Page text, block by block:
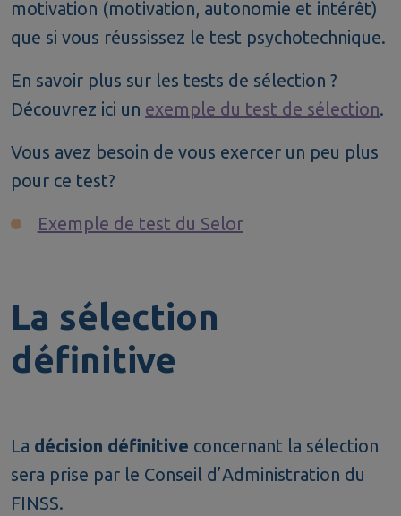
motivation (motivation, autonomie et intérêt)
que si vous réussissez le test psychotechnique.
En savoir plus sur les tests de sélection ?
Découvrez ici un exemple du test de sélection.
Vous avez besoin de vous exercer un peu plus
pour ce test?
Exemple de test du Selor
La sélection
définitive
La décision définitive concernant la sélection
sera prise par le Conseil d’Administration du
FINSS.